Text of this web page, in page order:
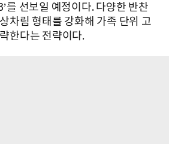
를 선보일 예정이다. 다양한 반찬
차림 형태를 강화해 가족 단위 고
한다는 전략이다.